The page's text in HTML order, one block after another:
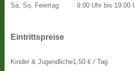
Sa, So, Feiertag 9:00 Uhr bis 19:00
Eintrittspreise
Kinder & Jugendliche1,50 € / Tag